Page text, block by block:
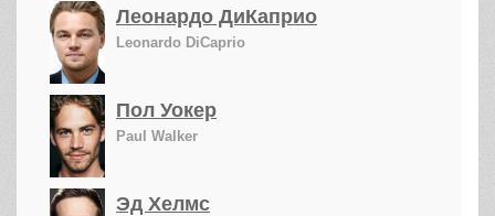
Леонардо ДиКаприо
Leonardo DiCaprio
Пол Уокер
Paul Walker
Эд Хелмс